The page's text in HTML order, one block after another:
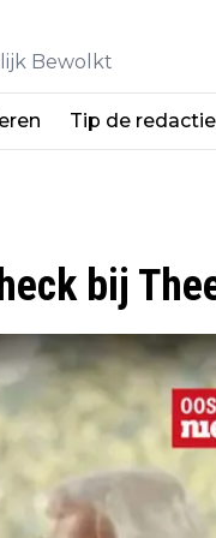
Bewolkt
Tip de redactie
bij